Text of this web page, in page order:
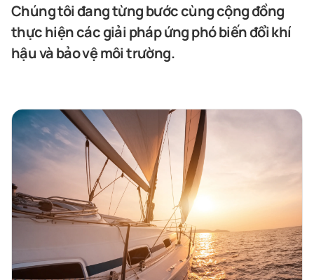
Chúng tôi đang từng bước cùng cộng đồng
thực hiện các giải pháp ứng phó biến đổi khí
hậu và bảo vệ môi trường.